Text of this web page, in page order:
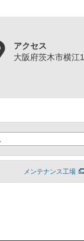
アクセス
大阪府茨木市横江
メンテナンス工場